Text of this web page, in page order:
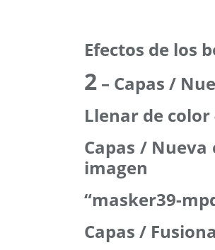
Efectos de los
2 – Capas /
Llenar de color
Capas /
imagen
“masker39-
Capas /